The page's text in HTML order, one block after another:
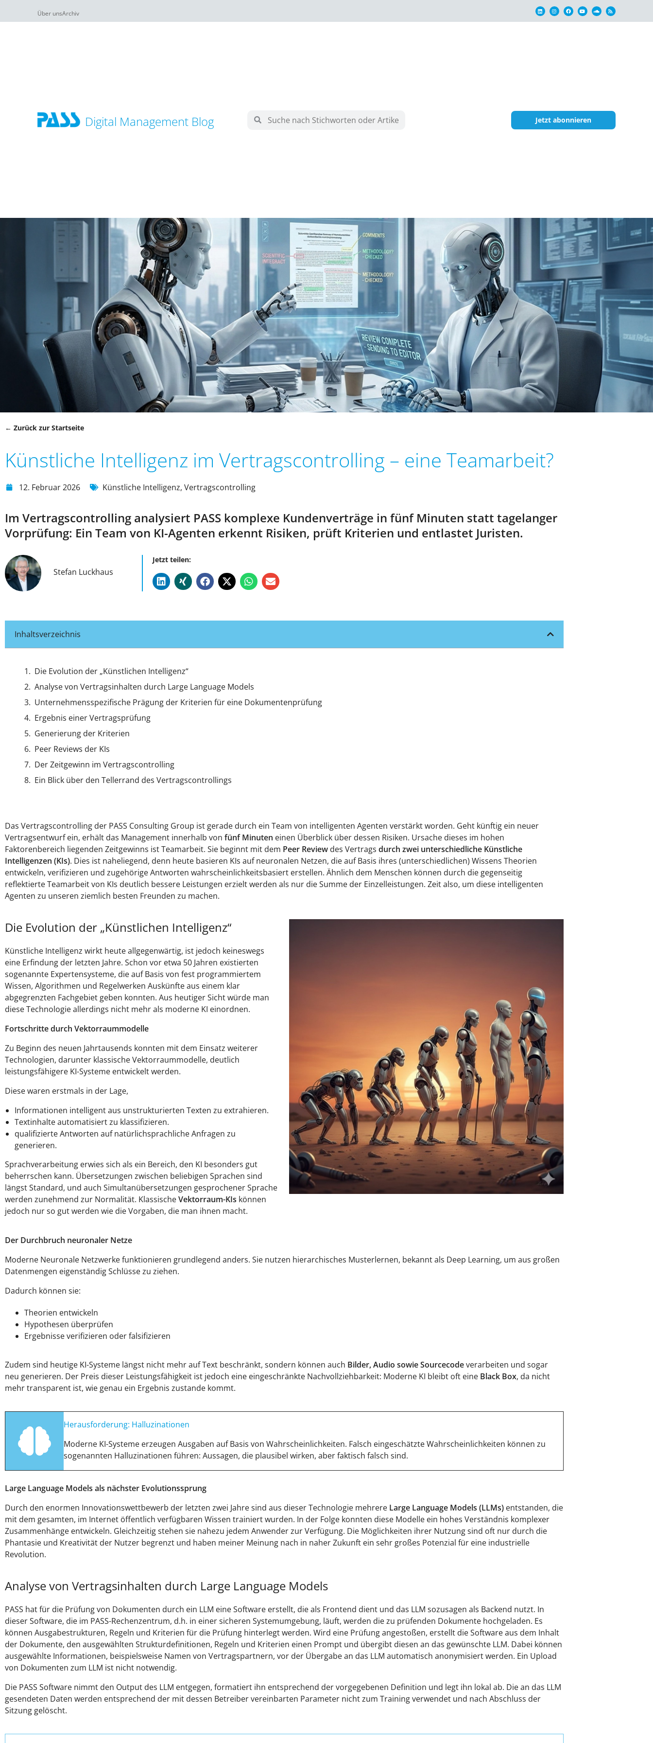
Über unsArchiv
Digital Management Blog Jetzt abonnieren
← Zurück zur Startseite
Künstliche Intelligenz im Vertragscontrolling – eine Teamarbeit?
12. Februar 2026 Künstliche Intelligenz, Vertragscontrolling
Im Vertragscontrolling analysiert PASS komplexe Kundenverträge in fünf Minuten statt tagelanger
Vorprüfung: Ein Team von KI-Agenten erkennt Risiken, prüft Kriterien und entlastet Juristen.
Stefan Luckhaus
Jetzt teilen:
Inhaltsverzeichnis
Die Evolution der „Künstlichen Intelligenz“
Analyse von Vertragsinhalten durch Large Language Models
Unternehmensspezifische Prägung der Kriterien für eine Dokumentenprüfung
Ergebnis einer Vertragsprüfung
Generierung der Kriterien
Peer Reviews der KIs
Der Zeitgewinn im Vertragscontrolling
Ein Blick über den Tellerrand des Vertragscontrollings
Das Vertragscontrolling der PASS Consulting Group ist gerade durch ein Team von intelligenten Agenten verstärkt worden. Geht künftig ein neuer
Vertragsentwurf ein, erhält das Management innerhalb von fünf Minuten einen Überblick über dessen Risiken. Ursache dieses im hohen
Faktorenbereich liegenden Zeitgewinns ist Teamarbeit. Sie beginnt mit dem Peer Review des Vertrags durch zwei unterschiedliche Künstliche
Intelligenzen (KIs). Dies ist naheliegend, denn heute basieren KIs auf neuronalen Netzen, die auf Basis ihres (unterschiedlichen) Wissens Theorien
entwickeln, verifizieren und zugehörige Antworten wahrscheinlichkeitsbasiert erstellen. Ähnlich dem Menschen können durch die gegenseitig
reflektierte Teamarbeit von KIs deutlich bessere Leistungen erzielt werden als nur die Summe der Einzelleistungen. Zeit also, um diese intelligenten
Agenten zu unseren ziemlich besten Freunden zu machen.
Die Evolution der „Künstlichen Intelligenz“
Künstliche Intelligenz wirkt heute allgegenwärtig, ist jedoch keineswegs
eine Erfindung der letzten Jahre. Schon vor etwa 50 Jahren existierten
sogenannte Expertensysteme, die auf Basis von fest programmiertem
Wissen, Algorithmen und Regelwerken Auskünfte aus einem klar
abgegrenzten Fachgebiet geben konnten. Aus heutiger Sicht würde man
diese Technologie allerdings nicht mehr als moderne KI einordnen.
Fortschritte durch Vektorraummodelle
Zu Beginn des neuen Jahrtausends konnten mit dem Einsatz weiterer
Technologien, darunter klassische Vektorraummodelle, deutlich
leistungsfähigere KI-Systeme entwickelt werden.
Diese waren erstmals in der Lage,
Informationen intelligent aus unstrukturierten Texten zu extrahieren.
Textinhalte automatisiert zu klassifizieren.
qualifizierte Antworten auf natürlichsprachliche Anfragen zu
generieren.
Sprachverarbeitung erwies sich als ein Bereich, den KI besonders gut
beherrschen kann. Übersetzungen zwischen beliebigen Sprachen sind
längst Standard, und auch Simultanübersetzungen gesprochener Sprache
werden zunehmend zur Normalität. KlassischeVektorraum-KIs können
jedoch nur so gut werden wie die Vorgaben, die man ihnen macht.
Der Durchbruch neuronaler Netze
Moderne Neuronale Netzwerke funktionieren grundlegend anders. Sie nutzen hierarchisches Musterlernen, bekannt als Deep Learning, um aus großen
Datenmengen eigenständig Schlüsse zu ziehen.
Dadurch können sie:
Theorien entwickeln
Hypothesen überprüfen
Ergebnisse verifizieren oder falsifizieren
Zudem sind heutige KI-Systeme längst nicht mehr auf Text beschränkt, sondern können auch Bilder, Audio sowie Sourcecodeverarbeiten und sogar
neu generieren. Der Preis dieser Leistungsfähigkeit ist jedoch eine eingeschränkte Nachvollziehbarkeit: Moderne KI bleibt oft eine Black Box, da nicht
mehr transparent ist, wie genau ein Ergebnis zustande kommt.
Herausforderung: Halluzinationen
Moderne KI-Systeme erzeugen Ausgaben auf Basis von Wahrscheinlichkeiten. Falsch eingeschätzte Wahrscheinlichkeiten können zu
sogenannten Halluzinationen führen: Aussagen, die plausibel wirken, aber faktisch falsch sind.
Large Language Models als nächster Evolutionssprung
Durch den enormen Innovationswettbewerb der letzten zwei Jahre sind aus dieser Technologie mehrere Large Language Models (LLMs) entstanden, die
mit dem gesamten, im Internet öffentlich verfügbaren Wissen trainiert wurden. In der Folge konnten diese Modelle ein hohes Verständnis komplexer
Zusammenhänge entwickeln. Gleichzeitig stehen sie nahezu jedem Anwender zur Verfügung. Die Möglichkeiten ihrer Nutzung sind oft nur durch die
Phantasie und Kreativität der Nutzer begrenzt und haben meiner Meinung nach in naher Zukunft ein sehr großes Potenzial für eine industrielle
Revolution.
Analyse von Vertragsinhalten durch Large Language Models
PASS hat für die Prüfung von Dokumenten durch ein LLM eine Software erstellt, die als Frontend dient und das LLM sozusagen als Backend nutzt. In
dieser Software, die im PASS-Rechenzentrum, d.h. in einer sicheren Systemumgebung, läuft, werden die zu prüfenden Dokumente hochgeladen. Es
können Ausgabestrukturen, Regeln und Kriterien für die Prüfung hinterlegt werden. Wird eine Prüfung angestoßen, erstellt die Software aus dem Inhalt
der Dokumente, den ausgewählten Strukturdefinitionen, Regeln und Kriterien einen Prompt und übergibt diesen an das gewünschte LLM. Dabei können
ausgewählte Informationen, beispielsweise Namen von Vertragspartnern, vor der Übergabe an das LLM automatisch anonymisiert werden. Ein Upload
von Dokumenten zum LLM ist nicht notwendig.
Die PASS Software nimmt den Output des LLM entgegen, formatiert ihn entsprechend der vorgegebenen Definition und legt ihn lokal ab. Die an das LLM
gesendeten Daten werden entsprechend der mit dessen Betreiber vereinbarten Parameter nicht zum Training verwendet und nach Abschluss der
Sitzung gelöscht.